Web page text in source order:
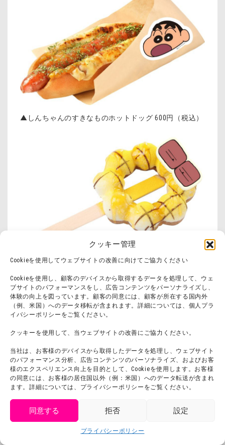
クッキー管理
Cookieを使用してウェブサイトの改善に向けてご協力ください
Cookieを使用し、顧客のデバイスから取得するデータを処理して、ウェ
ブサイトのパフォーマンスをし、広告コンテンツをパーソナライズし、
体験の向上を図っています。顧客の同意には、顧客が所在する国内外
（例、米国）へのデータ移転が含まれます。詳細については、個人プラ
イバシーポリシーをご覧ください。
クッキーを使用して、当ウェブサイトの改善にご協力ください。
当社は、お客様のデバイスから取得したデータを処理し、ウェブサイト
のパフォーマンス分析、広告コンテンツのパーソナライズ、およびお客
様のエクスペリエンス向上を目的として、Cookieを使用します。お客様
の同意には、お客様の居住国以外（例：米国）へのデータ転送が含まれ
ます。詳細については、プライバシーポリシーをご覧ください。
同意する 拒否 設定
プライバシーポリシー
▲しんちゃんのすきなものホットドッグ 600円（税込）
▲園長先生ドーナッツ 600円（税込
この春オープンしたばかりの「クレヨンしんちゃ
んアドベンチャーパーク」新エリア「のんびりの
はら」にしんちゃんのコラボフードを販売するキ
ッチンカーが！味も見た目もボリュームも満足間
違いなし！思いっきり遊んで小腹がすいたらキッ
チンカーへ！
ク」エリア入場料が必要です。